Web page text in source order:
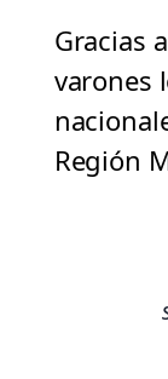
Gracias
varones
Región